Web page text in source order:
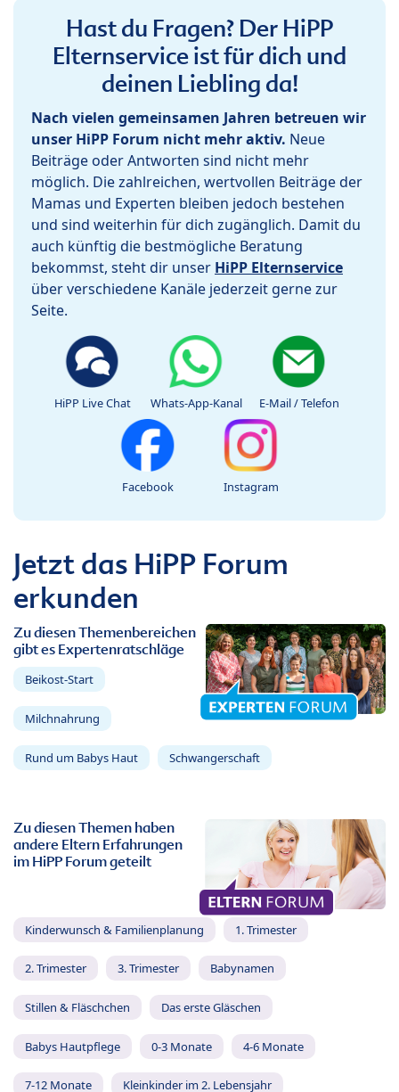
Hast du Fragen? Der HiPP
Elternservice ist für dich und
deinen Liebling da!
Nach vielen gemeinsamen Jahren betreuen wir
unser HiPP Forum nicht mehr aktiv. Neue
Beiträge oder Antworten sind nicht mehr
möglich. Die zahlreichen, wertvollen Beiträge der
Mamas und Experten bleiben jedoch bestehen
und sind weiterhin für dich zugänglich. Damit du
auch künftig die bestmögliche Beratung
bekommst, steht dir unser HiPP Elternservice
über verschiedene Kanäle jederzeit gerne zur
Seite.
HiPP Live Chat Whats-App-Kanal E-Mail / Telefon
Facebook Instagram
Jetzt das HiPP Forum
erkunden
Zu diesen Themenbereichen
gibt es Expertenratschläge
Beikost-Start
Milchnahrung
Rund um Babys Haut Schwangerschaft
Zu diesen Themen haben
andere Eltern Erfahrungen
im HiPP Forum geteilt
Kinderwunsch & Familienplanung 1. Trimester
2. Trimester 3. Trimester Babynamen
Stillen & Fläschchen Das erste Gläschen
Babys Hautpflege 0-3 Monate 4-6 Monate
7-12 Monate Kleinkinder im 2. Lebensjahr